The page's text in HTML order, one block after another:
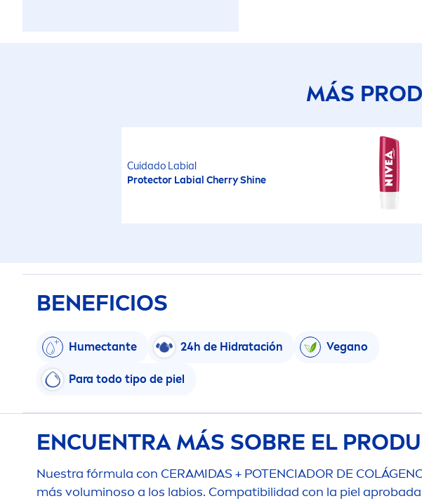
MÁS
Cuidado Labial
Protector Labial CherryShine
BENEFICIOS
Humectante 24h de Hidratación Vegano
Para todo tipo de piel
ENCUENTRA MÁS SOBRE EL
Nuestra fórmula con CERAMIDAS + POTENCIADOR DE
más voluminoso a los labios. Compatibilidad con la piel